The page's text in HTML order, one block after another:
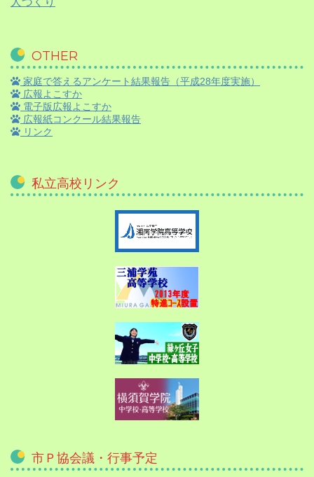
OTHER
家庭で答えるアンケート結果報告（平成28年度実施）
広報よこすか
電子版広報よこすか
広報紙コンクール結果報告
リンク
私立高校リンク
市Ｐ協会議・行事予定